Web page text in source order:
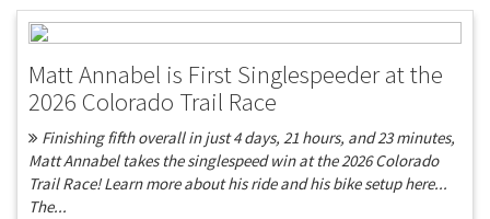
Matt Annabel is First Singlespeeder at the
2026 Colorado Trail Race
Finishing fifth overall in just 4 days, 21 hours, and 23 minutes,
Matt Annabel takes the singlespeed win at the 2026 Colorado
Trail Race! Learn more about his ride and his bike setup here...
The...